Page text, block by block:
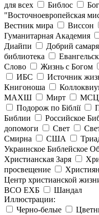
для всех
Библос
"Восточноевропейская
Вестник мира
Виссон
Гуманитарная Академия
Диайпи
Добрий
библиотека
Слово
Жизнь с Богом
ИБС
Источник
Книгоноша
МАХШ
Мирт МСЦ
Подорож по Біблії
Библии
Российское
допомоги
Свет
Смирна
США
Украинское Библейское
Христианская Заря
просвещение
Центр христианской
ВСО ЕХБ
Шандал
Иллюстрации:
Черно-белые